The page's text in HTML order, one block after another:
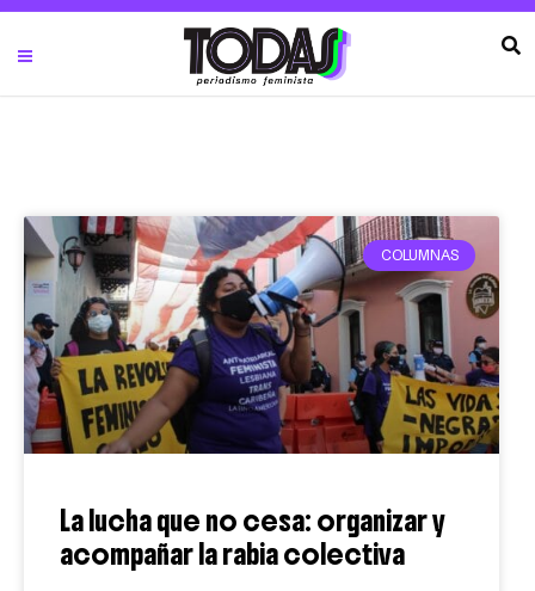
COLUMNAS
La lucha que no cesa: organizar y
acompañar la rabia colectiva